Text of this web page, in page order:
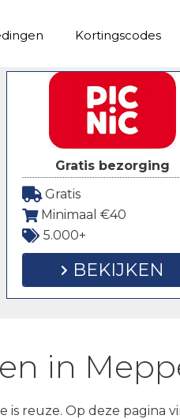
Kortingscodes
Gratis bezorging
Gratis
Minimaal €40
5.000+
BEKIJKEN
in
reuze. Op deze pagina